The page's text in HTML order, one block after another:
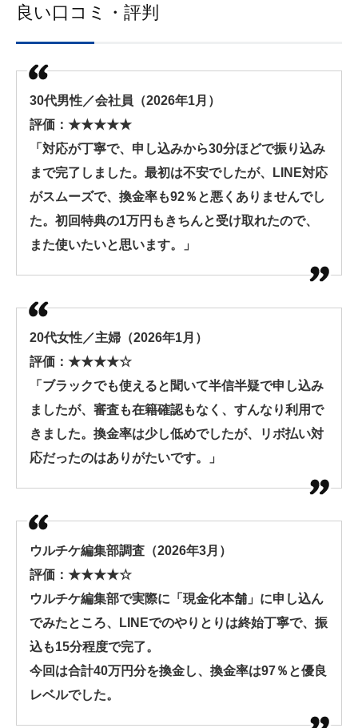
良い口コミ・評判
30代男性／会社員（2026年1月）
評価：★★★★★
「対応が丁寧で、申し込みから30分ほどで振り込み
まで完了しました。最初は不安でしたが、LINE対応
がスムーズで、換金率も92％と悪くありませんでし
た。初回特典の1万円もきちんと受け取れたので、
また使いたいと思います。」
20代女性／主婦（2026年1月）
評価：★★★★☆
「ブラックでも使えると聞いて半信半疑で申し込み
ましたが、審査も在籍確認もなく、すんなり利用で
きました。換金率は少し低めでしたが、リボ払い対
応だったのはありがたいです。」
ウルチケ編集部調査（2026年3月）
評価：★★★★☆
ウルチケ編集部で実際に「現金化本舗」に申し込ん
でみたところ、LINEでのやりとりは終始丁寧で、振
込も15分程度で完了。
今回は合計40万円分を換金し、換金率は97％と優良
レベルでした。